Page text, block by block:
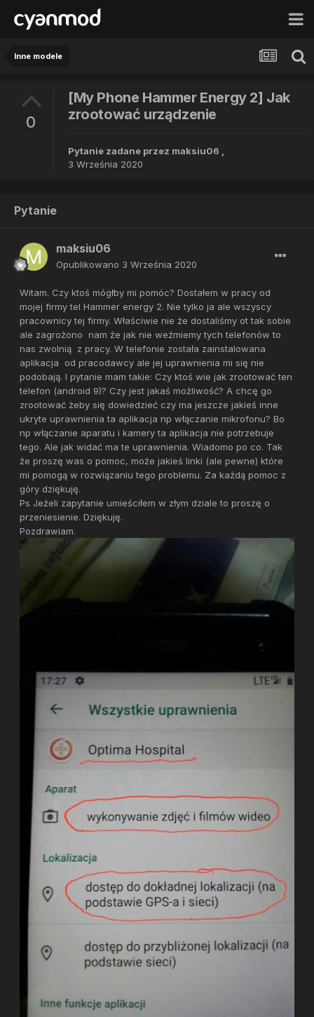
Inne modele
0
[My Phone Hammer Energy 2] Jak
zrootować urządzenie
Pytanie zadane przez maksiu06 ,
3 Września 2020
Pytanie
maksiu06
Opublikowano 3 Września 2020
Witam. Czy ktoś mógłby mi pomóc? Dostałem w pracy od
mojej firmy tel Hammer energy 2. Nie tylko ja ale wszyscy
pracownicy tej firmy. Właściwie nie że dostaliśmy ot tak sobie
ale zagrożono nam że jak nie weźmiemy tych telefonów to
nas zwolnią z pracy. W telefonie została zainstalowana
aplikacja od pracodawcy ale jej uprawnienia mi się nie
podobają. I pytanie mam takie: Czy ktoś wie jak zrootować ten
telefon (android 9)? Czy jest jakaś możliwość? A chcę go
zrootować żeby się dowiedzieć czy ma jeszcze jakieś inne
ukryte uprawnienia ta aplikacja np włączanie mikrofonu? Bo
np włączanie aparatu i kamery ta aplikacja nie potrzebuje
tego. Ale jak widać ma te uprawnienia. Wiadomo po co. Tak
że proszę was o pomoc, może jakieś linki (ale pewne) które
mi pomogą w rozwiązaniu tego problemu. Za każdą pomoc z
góry dziękuję.
Ps Jeżeli zapytanie umieściłem w złym dziale to proszę o
przeniesienie. Dziękuję.
Pozdrawiam.